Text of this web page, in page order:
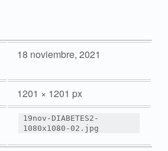
18 noviembre, 2021
1201 × 1201 px
19nov-DIABETES2-
1080x1080-02.jpg